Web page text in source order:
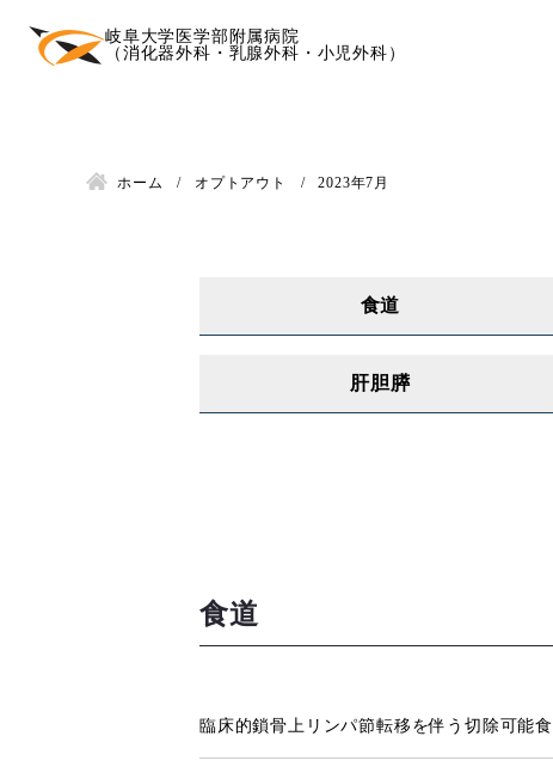
岐阜大学医学部附属病院
（消化器外科・乳腺外科・小児外科）
ホーム オプトアウト 2023年7月
食道
肝胆膵
食道
臨床的鎖骨上リンパ節転移を伴う切除可能